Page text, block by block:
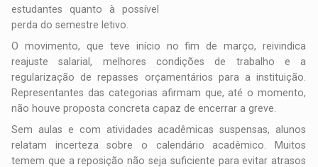
estudantes quanto à possível
perda do semestre letivo.
O movimento, que teve início no fim de março, reivindica
reajuste salarial, melhores condições de trabalho e a
regularização de repasses orçamentários para a instituição.
Representantes das categorias afirmam que, até o momento,
não houve proposta concreta capaz de encerrar a greve.
Sem aulas e com atividades acadêmicas suspensas, alunos
relatam incerteza sobre o calendário acadêmico. Muitos
temem que a reposição não seja suficiente para evitar atrasos